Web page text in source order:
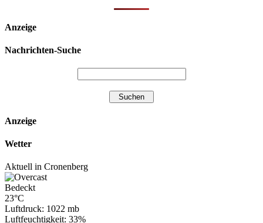
Anzeige
Nachrichten-Suche
Anzeige
Wetter
Aktuell in Cronenberg
Bedeckt
23°C
Luftdruck: 1022 mb
Luftfeuchtigkeit: 33%